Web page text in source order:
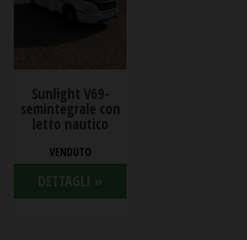
Sunlight V69-
semintegrale con
letto nautico
VENDUTO
DETTAGLI »